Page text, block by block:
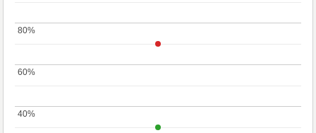
40%
40%
60%
60%
80%
80%